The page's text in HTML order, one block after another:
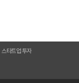
스타트업 투자